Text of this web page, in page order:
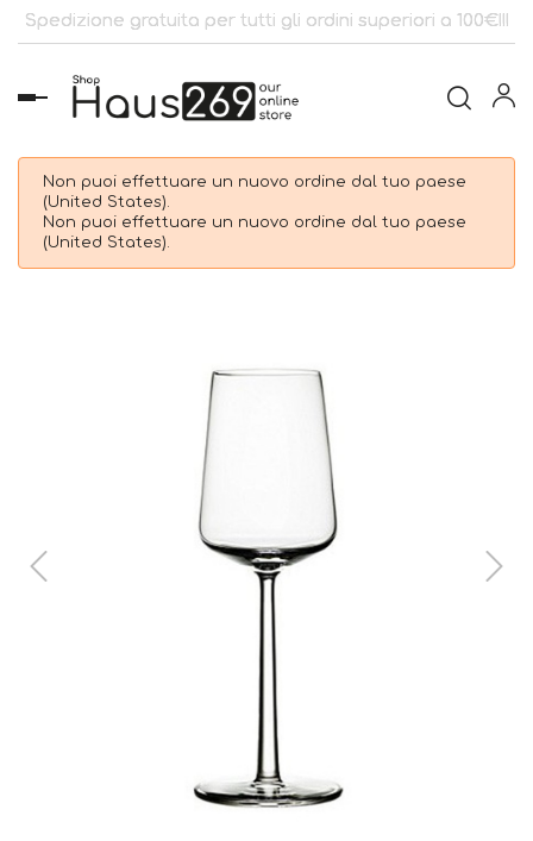
Spedizione gratuita per tutti gli ordini superiori a 100€!!!
navigazione
Non puoi effettuare un nuovo ordine dal tuo paese
(United States).
Non puoi effettuare un nuovo ordine dal tuo paese
(United States).